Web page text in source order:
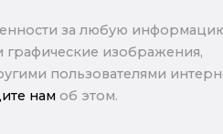
за любую
графические изображения,
пользователями
нам об этом.